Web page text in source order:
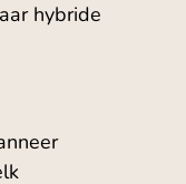
hybride